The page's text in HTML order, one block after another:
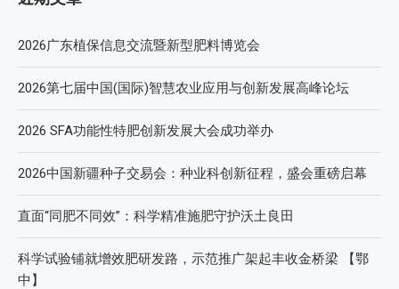
2026广东植保信息交流暨新型肥料博览会
2026第七届中国(国际)智慧农业应用与创新发展高峰论坛
2026 SFA功能性特肥创新发展大会成功举办
2026中国新疆种子交易会：种业科创新征程，盛会重磅启幕
直面“同肥不同效”：科学精准施肥守护沃土良田
科学试验铺就增效肥研发路，示范推广架起丰收金桥梁 【鄂
中】